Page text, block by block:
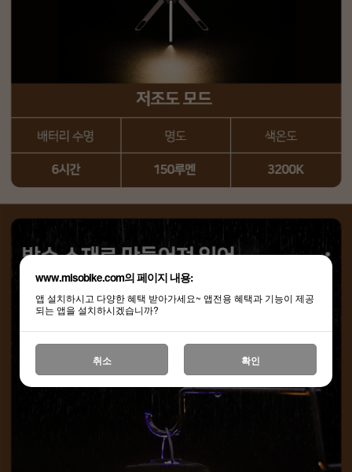
www.misobike.com의 페이지 내용:
앱 설치하시고 다양한 혜택 받아가세요~ 앱전용 혜택과 기능이 제공
되는 앱을 설치하시겠습니까?
취소 확인